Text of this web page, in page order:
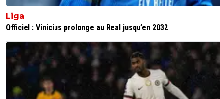
Liga
Officiel : Vinicius prolonge au Real jusqu’en 2032